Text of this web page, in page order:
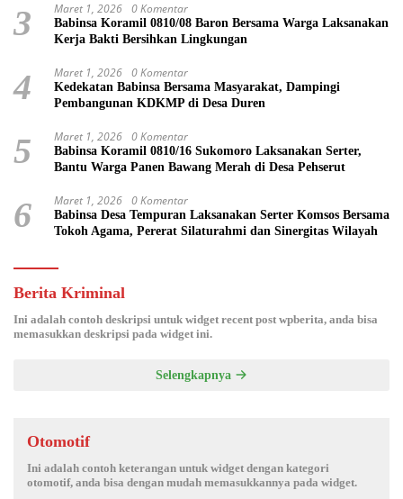
3 Maret 1, 2026 0 Komentar
Babinsa Koramil 0810/08 Baron Bersama Warga Laksanakan
Kerja Bakti Bersihkan Lingkungan
4 Maret 1, 2026 0 Komentar
Kedekatan Babinsa Bersama Masyarakat, Dampingi
Pembangunan KDKMP di Desa Duren
5 Maret 1, 2026 0 Komentar
Babinsa Koramil 0810/16 Sukomoro Laksanakan Serter,
Bantu Warga Panen Bawang Merah di Desa Pehserut
6 Maret 1, 2026 0 Komentar
Babinsa Desa Tempuran Laksanakan Serter Komsos Bersama
Tokoh Agama, Pererat Silaturahmi dan Sinergitas Wilayah
Berita Kriminal
Ini adalah contoh deskripsi untuk widget recent post wpberita, anda bisa
memasukkan deskripsi pada widget ini.
Selengkapnya
Otomotif
Ini adalah contoh keterangan untuk widget dengan kategori
otomotif, anda bisa dengan mudah memasukkannya pada widget.